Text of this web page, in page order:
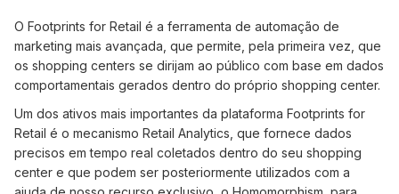
O Footprints for Retail é a ferramenta de automação de
marketing mais avançada, que permite, pela primeira vez, que
os shopping centers se dirijam ao público com base em dados
comportamentais gerados dentro do próprio shopping center.
Um dos ativos mais importantes da plataforma Footprints for
Retail é o mecanismo Retail Analytics, que fornece dados
precisos em tempo real coletados dentro do seu shopping
center e que podem ser posteriormente utilizados com a